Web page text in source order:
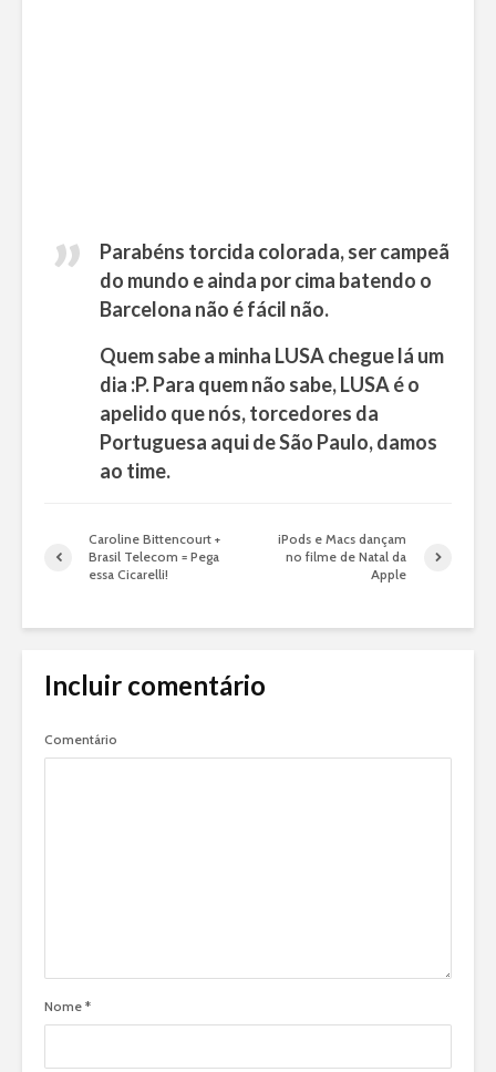
Parabéns torcida colorada, ser campeã
do mundo e ainda por cima batendo o
Barcelona não é fácil não.
Quem sabe a minha LUSA chegue lá um
dia :P. Para quem não sabe, LUSA é o
apelido que nós, torcedores da
Portuguesa aqui de São Paulo, damos
ao time.
Caroline Bittencourt +
Brasil Telecom = Pega
essa Cicarelli!
iPods e Macs dançam
no filme de Natal da
Apple
Incluir comentário
Comentário
Nome *